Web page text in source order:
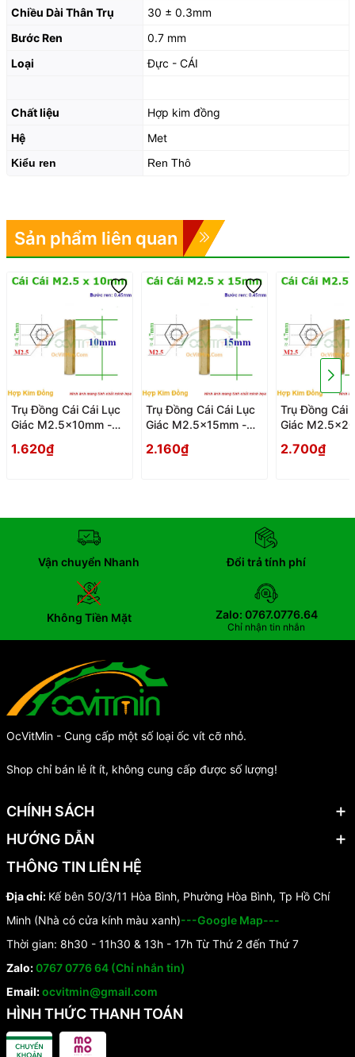
Chiều Dài Thân Trụ
30 ± 0.3mm
Bước Ren
0.7 mm
Loại
Đực - CÁI
Chất liệu
Hợp kim đồng
Hệ
Met
Kiểu ren Ren Thô
Sản phẩm liên quan
Trụ Đồng Cái Cái Lục
Giác M2.5x10mm -
Giac
1.620₫
Trụ Đồng Cái Cái Lục
Giác M2.5x15mm -
Giac
2.160₫
Trụ Đồng Cái
Giác
Giac
2.700₫
Vận chuyển Nhanh Đổi trả tính phí
Không Tiền Mặt Zalo: 0767.0776.64
Chỉ nhận tin nhắn
OcVitMin - Cung cấp một số loại ốc vít cỡ nhỏ.
Shop chỉ bán lẻ ít ít, không cung cấp được số lượng!
CHÍNH SÁCH
HƯỚNG DẪN
THÔNG TIN LIÊN HỆ
Địa chỉ: Kế bên 50/3/11 Hòa Bình, Phường Hòa Bình, Tp Hồ Chí
Minh (Nhà có cửa kính màu xanh)---Google Map---
Thời gian: 8h30 - 11h30 & 13h - 17h Từ Thứ 2 đến Thứ 7
Zalo:0767 0776 64 (Chỉ nhắn tin)
Email:ocvitmin@gmail.com
HÌNH THỨC THANH TOÁN